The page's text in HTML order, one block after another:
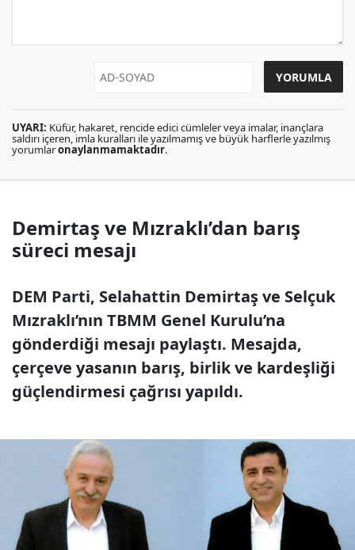
UYARI: Küfür, hakaret, rencide edici cümleler veya imalar, inançlara
saldırı içeren, imla kuralları ile yazılmamış ve büyük harflerle yazılmış
yorumlaronaylanmamaktadır.
Demirtaş ve Mızraklı’dan barış
süreci mesajı
DEM Parti, Selahattin Demirtaş ve Selçuk
Mızraklı’nın TBMM Genel Kurulu’na
gönderdiği mesajı paylaştı. Mesajda,
çerçeve yasanın barış, birlik ve kardeşliği
güçlendirmesi çağrısı yapıldı.